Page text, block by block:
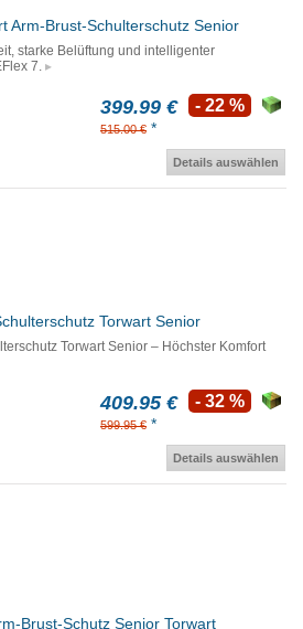
Arm-Brust-Schulterschutz Senior
starke Belüftung und intelligenter
7.
399.99 €
515.00 € *
- 22 %
Details auswählen
Torwart Senior
Torwart Senior – Höchster Komfort
409.95 €
599.95 € *
- 32 %
Details auswählen
Brust-Schutz Senior Torwart